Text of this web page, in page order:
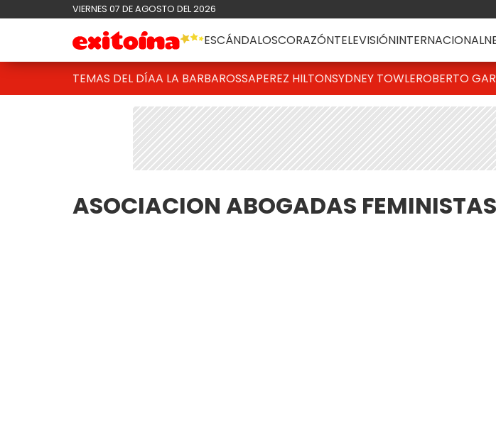
VIERNES 07 DE AGOSTO DEL 2026
ESCÁNDALOSCORAZÓNTELEVISIÓNINTERNACIONAL
TEMAS DEL DÍAA LA BARBAROSSAPEREZ HILTONSYDNEY TOWLEROBERTO
ASOCIACION ABOGADAS FEMINISTAS